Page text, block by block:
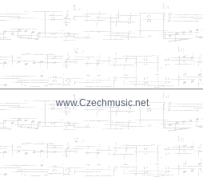
www.Czechmusic.net